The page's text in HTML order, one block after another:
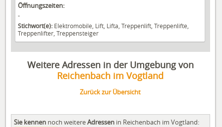
Öffnungszeiten:
-
Stichwort(e): Elektromobile, Lift, Lifta, Treppenlift, Treppenlifte,
Treppenlifter, Treppensteiger
Weitere Adressen in der Umgebung von
Reichenbach im Vogtland
Zurück zur Übersicht
Sie kennen noch weitereAdressen in Reichenbach im Vogtland: